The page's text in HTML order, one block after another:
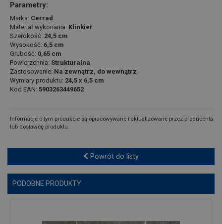
Parametry:
Marka: Cerrad
Materiał wykonania: Klinkier
Szerokość: 24,5 cm
Wysokość: 6,5 cm
Grubość: 0,65 cm
Powierzchnia: Strukturalna
Zastosowanie: Na zewnątrz, do wewnątrz
Wymiary produktu: 24,5 x 6,5 cm
Kod EAN: 5903263449652
Informacje o tym produkcie są opracowywane i aktualizowane przez producenta
lub dostawcę produktu.
Powrót do listy
PODOBNE PRODUKTY